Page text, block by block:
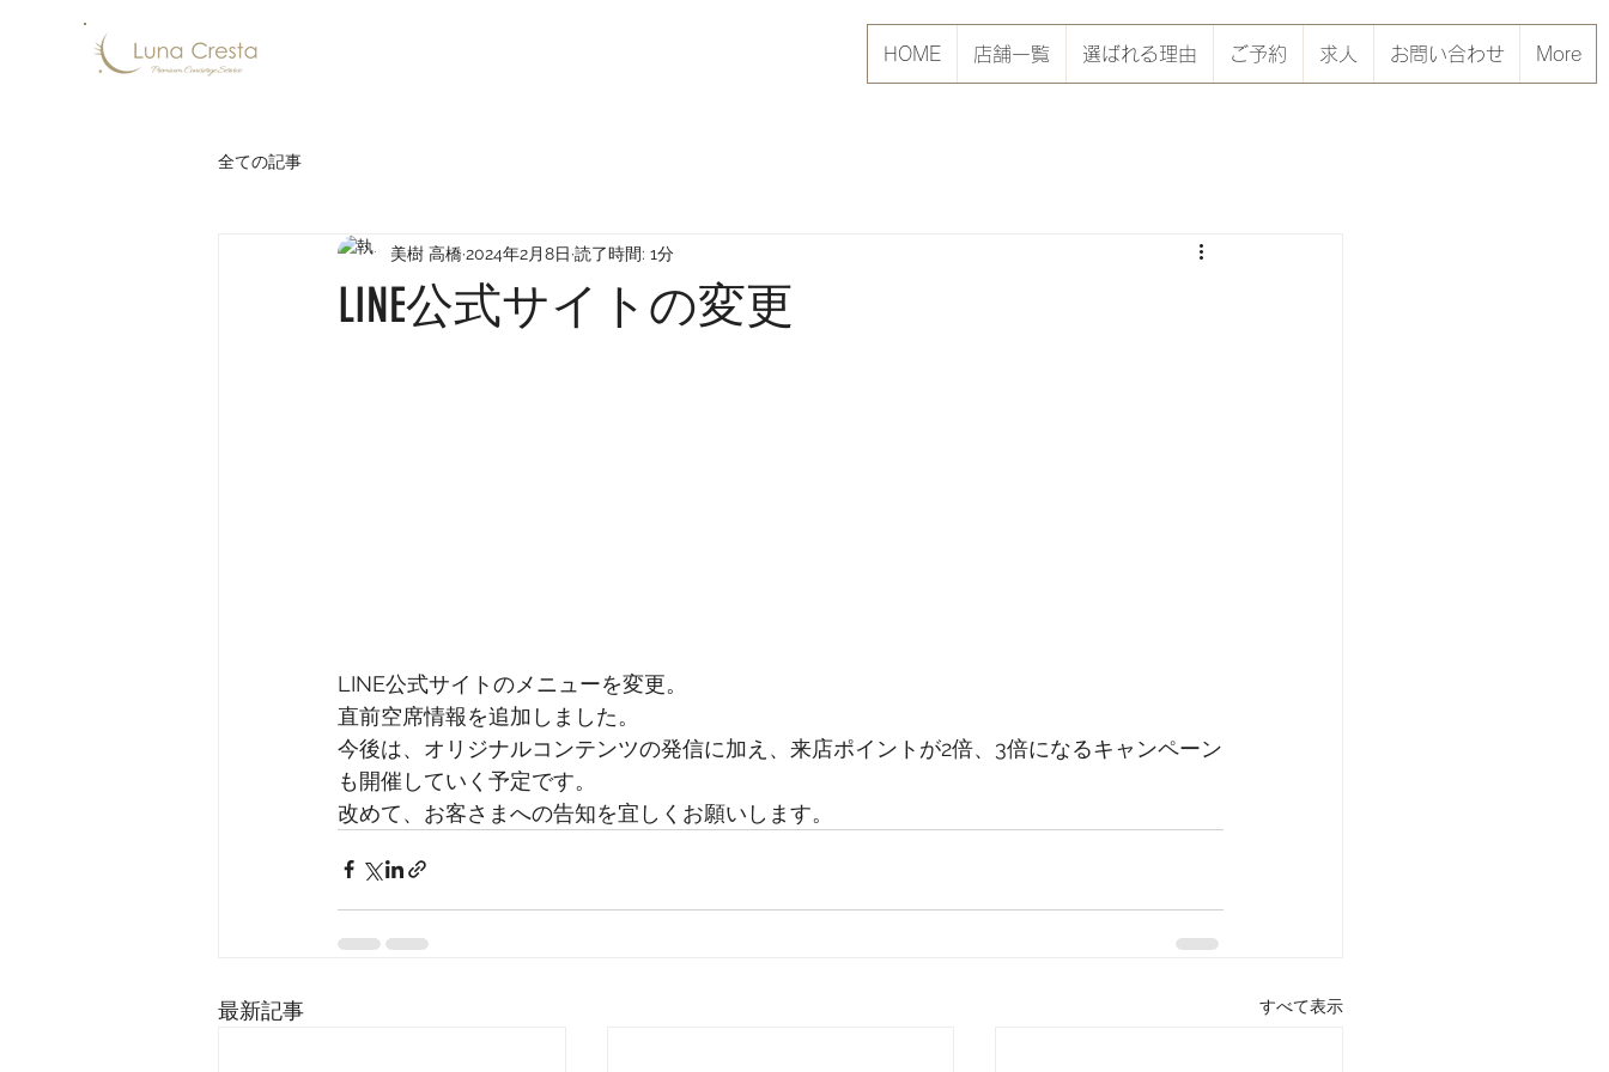
HOME 店舗一覧 選ばれる理由 ご予約 求人 お問い合わせ More
全ての記事
LINE公式サイトの変更
美樹 高橋2024年2月8日 読了時間: 1分
LINE公式サイトのメニューを変更。
直前空席情報を追加しました。
今後は、オリジナルコンテンツの発信に加え、来店ポイントが2倍、3倍になるキャンペーン
も開催していく予定です。
改めて、お客さまへの告知を宜しくお願いします。
最新記事 すべて表示